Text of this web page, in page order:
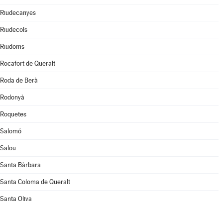
Riudecanyes
Riudecols
Riudoms
Rocafort de Queralt
Roda de Berà
Rodonyà
Roquetes
Salomó
Salou
Santa Bàrbara
Santa Coloma de Queralt
Santa Oliva